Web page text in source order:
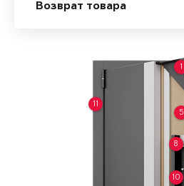
Возврат товара
1
5
8
10
11